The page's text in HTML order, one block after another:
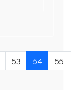
53 54 55